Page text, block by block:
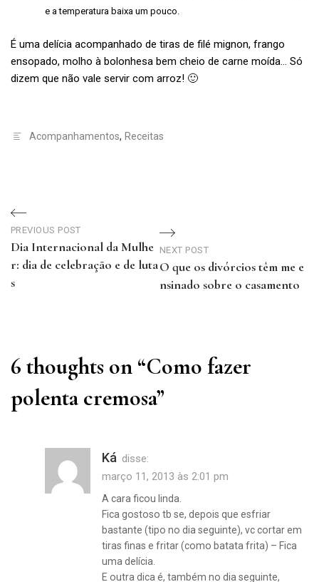
e a temperatura baixa um pouco.
É uma delícia acompanhado de tiras de filé mignon, frango
ensopado, molho à bolonhesa bem cheio de carne moída… Só
dizem que não vale servir com arroz! 🙂
Acompanhamentos, Receitas
Navegação
de
Post
PREVIOUS POST
Dia Internacional da Mulhe
r: dia de celebração e de luta
s
NEXT POST
O que os divórcios têm me e
nsinado sobre o casamento
6 thoughts on “Como fazer
polenta cremosa”
Ká disse:
março 11, 2013 às 2:01 pm
A cara ficou linda.
Fica gostoso tb se, depois que esfriar
bastante (tipo no dia seguinte), vc cortar em
tiras finas e fritar (como batata frita) – Fica
uma delícia.
E outra dica é, também no dia seguinte,